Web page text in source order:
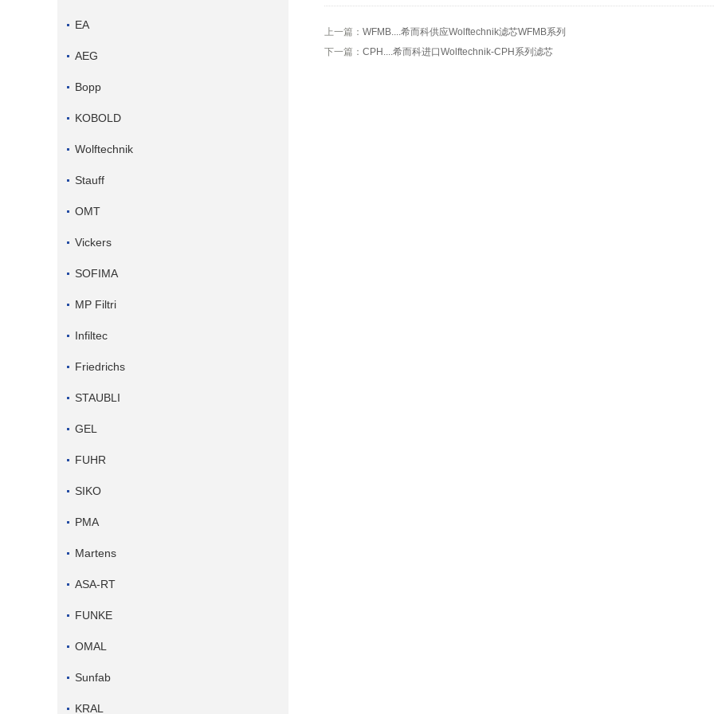
EA
AEG
Bopp
KOBOLD
Wolftechnik
Stauff
OMT
Vickers
SOFIMA
MP Filtri
Infiltec
Friedrichs
STAUBLI
GEL
FUHR
SIKO
PMA
Martens
ASA-RT
FUNKE
OMAL
Sunfab
KRAL
上一篇： WFMB....希而科供应Wolftechnik滤芯WFMB系列
下一篇： CPH....希而科进口Wolftechnik-CPH系列滤芯